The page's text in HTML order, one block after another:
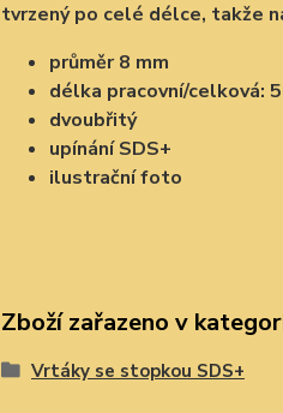
tvrzený po celé délce, takže
průměr 8 mm
délka pracovní/celková:
dvoubřitý
upínání SDS+
ilustrační foto
Zboží zařazeno v
Vrtáky se stopkou SDS+